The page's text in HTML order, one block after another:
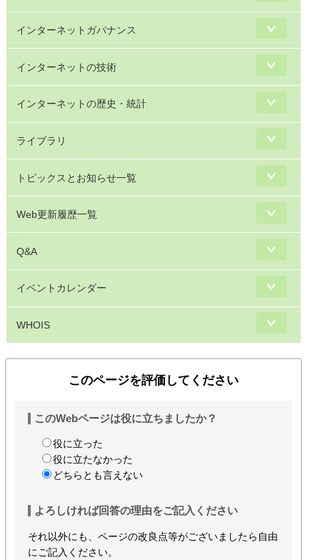
インターネットガバナンス
インターネットの技術
インターネットの歴史・統計
ライブラリ
トピックスとお知らせ一覧
Web更新履歴一覧
Q&A
イベントカレンダー
WHOIS
このページを評価してください
このWebページは役に立ちましたか？
役に立った
役に立たなかった
どちらとも言えない
よろしければ回答の理由をご記入ください
それ以外にも、ページの改良点等がございましたら自由
にご記入ください。